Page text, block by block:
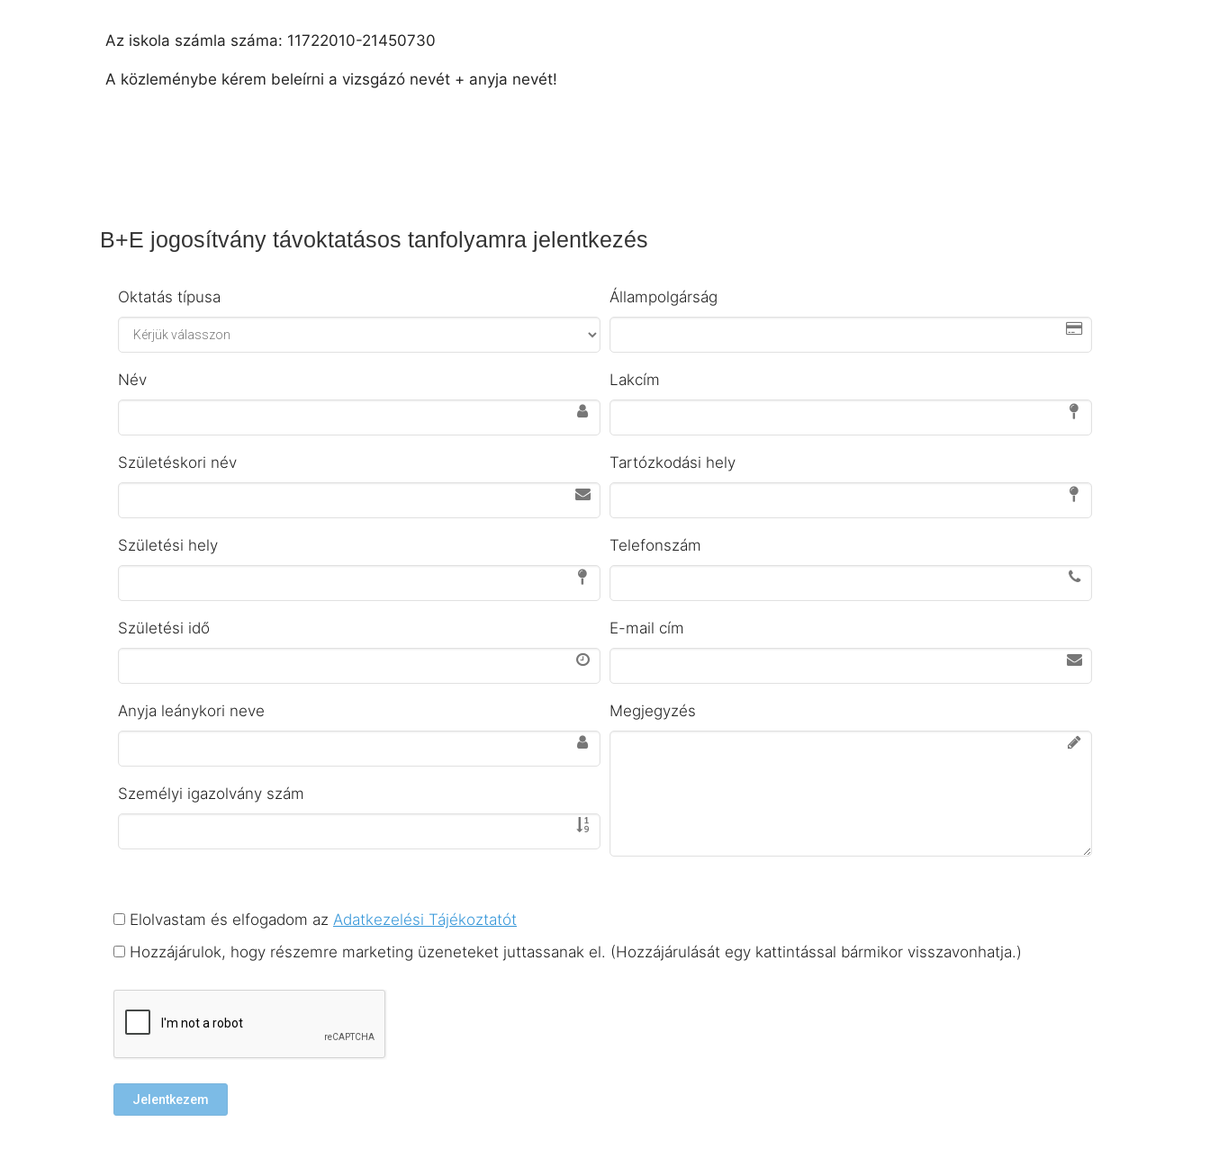
Az iskola számla száma: 11722010-21450730
A közleménybe kérem beleírni a vizsgázó nevét + anyja nevét!
B+E jogosítvány távoktatásos tanfolyamra jelentkezés
Oktatás típusa
Név
Születéskori név
Születési hely
Születési idő
Anyja leánykori neve
Személyi igazolvány szám
Állampolgárság
Lakcím
Tartózkodási hely
Telefonszám
E-mail cím
Megjegyzés
Elolvastam és elfogadom az Adatkezelési Tájékoztatót
Hozzájárulok, hogy részemre marketing üzeneteket juttassanak el. (Hozzájárulását egy kattintással bármikor visszavonhatja.)